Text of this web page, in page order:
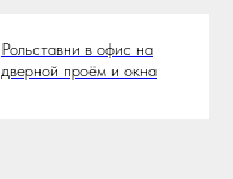
Рольставни в офис на
дверной проём и окна